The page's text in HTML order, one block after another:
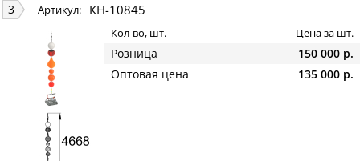
3 Артикул: КН-10845
Кол-во, шт. Цена за шт.
Розница
150 000 р.
Оптовая цена
135 000 р.